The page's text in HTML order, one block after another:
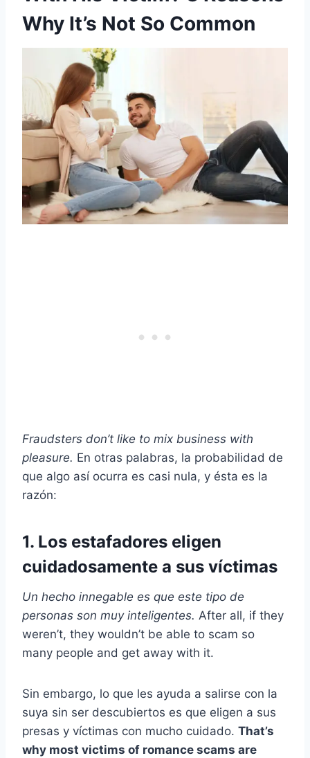
Why It’s Not So Common
Fraudsters don’t like to mix business with
pleasure. En otras palabras, la probabilidad de
que algo así ocurra es casi nula, y ésta es la
razón:
1. Los estafadores eligen
cuidadosamente a sus víctimas
Un hecho innegable es que este tipo de
personas son muy inteligentes. After all, if they
weren’t, they wouldn’t be able to scam so
many people and get away with it.
Sin embargo, lo que les ayuda a salirse con la
suya sin ser descubiertos es que eligen a sus
presas y víctimas con mucho cuidado. That’s
why most victims of romance scams are